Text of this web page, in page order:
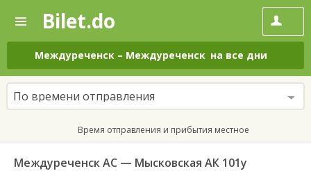
—
Поиск
и
покупка
билетов
на
автобус
онлайн
Bilet.do
Междуреченск – Междуреченск на все дни
По времени отправления
Время отправления и прибытия местное
Междуреченск АС — Мысковская АК 101у